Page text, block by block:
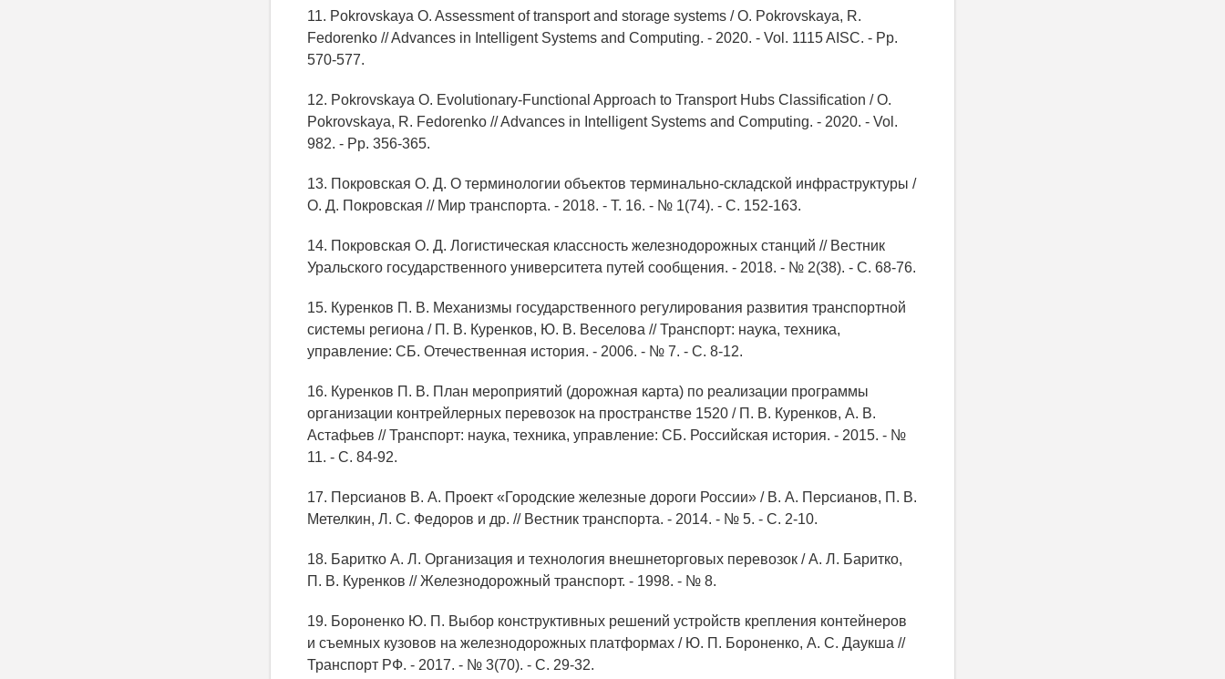
11. Pokrovskaya O. Assessment of transport and storage systems / O. Pokrovskaya, R.
Fedorenko // Advances in Intelligent Systems and Computing. - 2020. - Vol. 1115 AISC. - Pp.
570-577.
12. Pokrovskaya O. Evolutionary-Functional Approach to Transport Hubs Classification / O.
Pokrovskaya, R. Fedorenko // Advances in Intelligent Systems and Computing. - 2020. - Vol.
982. - Pp. 356-365.
13. Покровская О. Д. О терминологии объектов терминально-складской инфраструктуры /
О. Д. Покровская // Мир транспорта. - 2018. - Т. 16. - № 1(74). - С. 152-163.
14. Покровская О. Д. Логистическая классность железнодорожных станций // Вестник
Уральского государственного университета путей сообщения. - 2018. - № 2(38). - С. 68-76.
15. Куренков П. В. Механизмы государственного регулирования развития транспортной
системы региона / П. В. Куренков, Ю. В. Веселова // Транспорт: наука, техника,
управление: СБ. Отечественная история. - 2006. - № 7. - С. 8-12.
16. Куренков П. В. План мероприятий (дорожная карта) по реализации программы
организации контрейлерных перевозок на пространстве 1520 / П. В. Куренков, А. В.
Астафьев // Транспорт: наука, техника, управление: СБ. Российская история. - 2015. - №
11. - С. 84-92.
17. Персианов В. А. Проект «Городские железные дороги России» / В. А. Персианов, П. В.
Метелкин, Л. С. Федоров и др. // Вестник транспорта. - 2014. - № 5. - С. 2-10.
18. Баритко А. Л. Организация и технология внешнеторговых перевозок / А. Л. Баритко,
П. В. Куренков // Железнодорожный транспорт. - 1998. - № 8.
19. Бороненко Ю. П. Выбор конструктивных решений устройств крепления контейнеров
и съемных кузовов на железнодорожных платформах / Ю. П. Бороненко, А. С. Даукша //
Транспорт РФ. - 2017. - № 3(70). - С. 29-32.